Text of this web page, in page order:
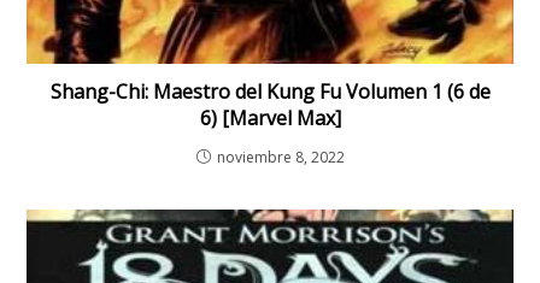
Shang-Chi: Maestro del Kung Fu Volumen 1 (6 de
6) [Marvel Max]
noviembre 8, 2022